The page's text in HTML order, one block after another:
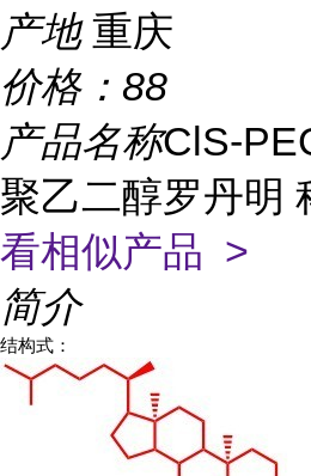
产地 重庆
价格： 88
产品名称ClS-
聚乙二醇罗丹明
看相似产品 >
简介
结构式：